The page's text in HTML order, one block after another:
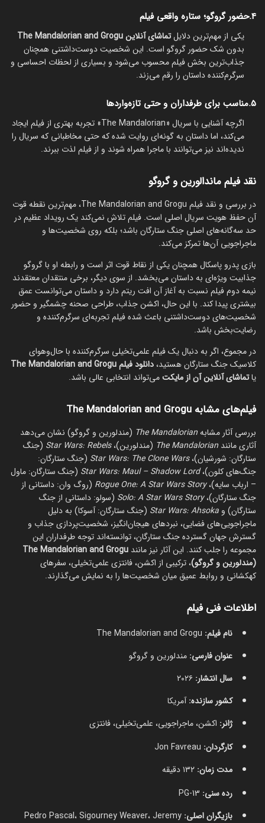
4.حضور گروگو؛ ستاره واقعی فیلم
یکی از مهم‌ترین دلایلتماشای آنلاین The Mandalorian and Grogu
بدون شک حضور گروگو است. این شخصیت دوست‌داشتنی همچنان
جذاب‌ترین بخش فیلم محسوب می‌شود و بسیاری از لحظات احساسی و
سرگرم‌کننده داستان را رقم می‌زند.
5.مناسب برای طرفداران و حتی تازه‌واردها
اگرچه آشنایی با سریال «The Mandalorian» تجربه بهتری از فیلم ایجاد
می‌کند، اما داستان به گونه‌ای روایت شده که حتی مخاطبانی که سریال را
ندیده‌اند نیز می‌توانند با ماجرا همراه شوند و از فیلم لذت ببرند.
نقد فیلم ماندالورین و گروگو
در بررسی و نقد فیلم The Mandalorian and Grogu، مهم‌ترین نقطه قوت
آن حفظ هویت سریال اصلی است. فیلم تلاش نمی‌کند یک رویداد عظیم در
حد سه‌گانه‌های اصلی جنگ ستارگان باشد؛ بلکه روی شخصیت‌ها و
ماجراجویی آن‌ها تمرکز می‌کند.
بازی پدرو پاسکال همچنان یکی از نقاط قوت اثر است و رابطه او با گروگو
جذابیت ویژه‌ای به داستان می‌بخشد. از سوی دیگر، برخی منتقدان معتقدند
نیمه دوم فیلم نسبت به آغاز آن افت ریتم دارد و داستان می‌توانست عمق
بیشتری پیدا کند. با این حال، اکشن جذاب، طراحی صحنه چشمگیر و حضور
شخصیت‌های دوست‌داشتنی باعث شده فیلم تجربه‌ای سرگرم‌کننده و
رضایت‌بخش باشد.
در مجموع، اگر به دنبال یک فیلم علمی‌تخیلی سرگرم‌کننده با حال‌وهوای
کلاسیک جنگ ستارگان هستید،دانلود فیلم The Mandalorian and Grogu
یاتماشای آنلاین آن از مایکتمی‌تواند انتخابی عالی باشد.
فیلم‌های مشابه The Mandalorian and Grogu
بررسی آثار مشابهThe Mandalorian (مندلورین و گروگو) نشان می‌دهد
آثاری مانند The Mandalorian (مندلورین)،Star Wars: Rebels (جنگ
ستارگان: شورشیان)،Star Wars: The Clone Wars (جنگ ستارگان:
جنگ‌های کلون)،Star Wars: Maul – Shadow Lord (جنگ ستارگان: ماول
– ارباب سایه)،Rogue One: A Star Wars Story (روگ وان: داستانی از
جنگ ستارگان)،Solo: A Star Wars Story (سولو: داستانی از جنگ
ستارگان) و Star Wars: Ahsoka (جنگ ستارگان: آسوکا) به دلیل
ماجراجویی‌های فضایی، نبردهای هیجان‌انگیز، شخصیت‌پردازی جذاب و
گسترش جهان گسترده جنگ ستارگان، توانسته‌اند توجه طرفداران این
مجموعه را جلب کنند. این آثار نیز مانند The Mandalorian and Grogu
(مندلورین و گروگو)، ترکیبی از اکشن، فانتزی علمی‌تخیلی، سفرهای
کهکشانی و روابط عمیق میان شخصیت‌ها را به نمایش می‌گذارند.
اطلاعات فنی فیلم
نام فیلم:
عنوان فارسی: مندلورین و گروگو
سال انتشار:
کشور سازنده:آمریکا
ژانر: اکشن، ماجراجویی، علمی‌تخیلی، فانتزی
کارگردان:
مدت زمان:
رده سنی:
بازیگران اصلی: Pedro Pascal، Sigourney Weaver، Jeremy